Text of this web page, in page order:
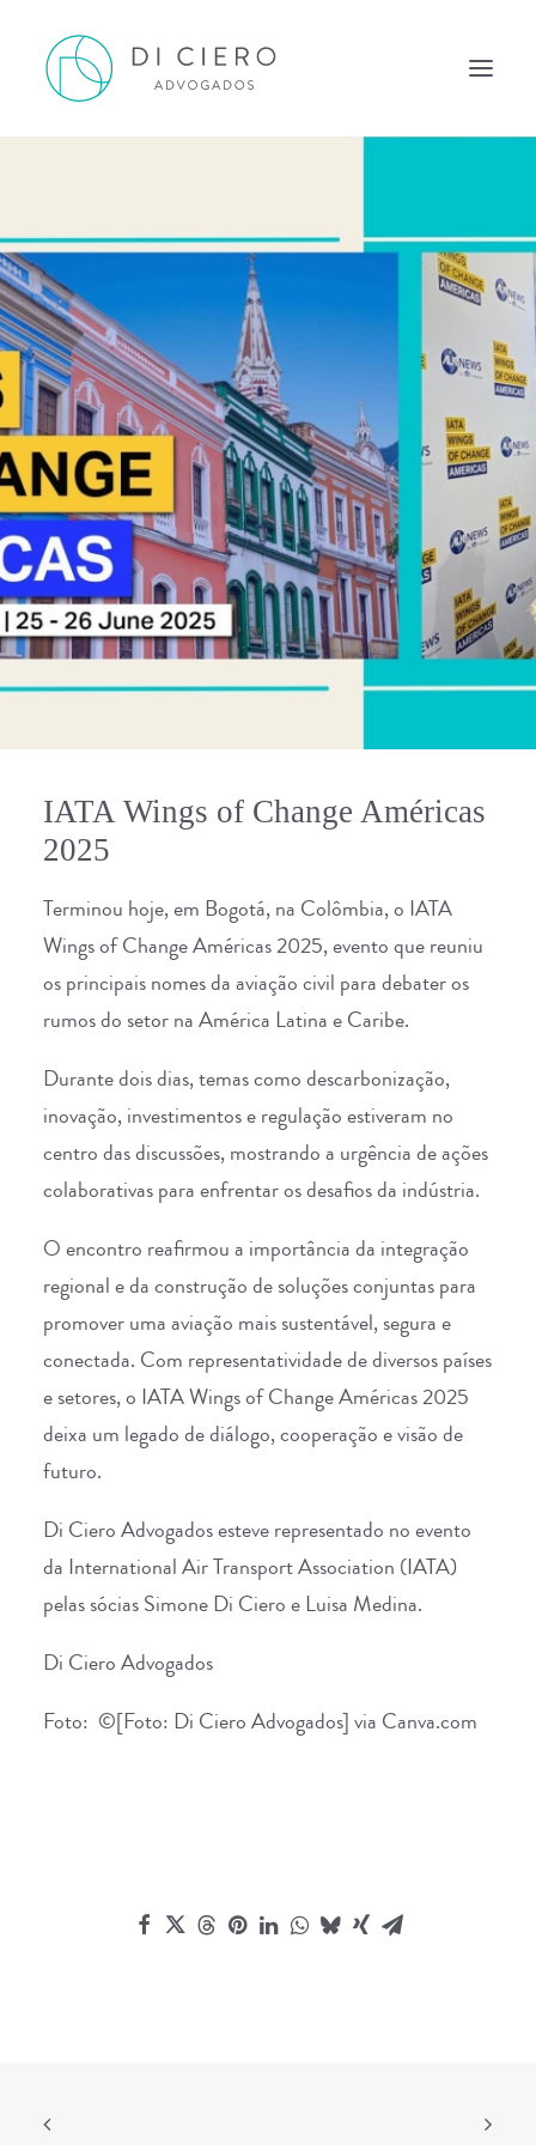
INSPIRAÇÃO
ATUAÇÃO
EQUIPE
NEWS DI CIERO
CONTATO
PORTUGUÊS
IATA Wings of Change Américas
2025
Terminou hoje, em Bogotá, na Colômbia, o IATA
Wings of Change Américas 2025, evento que reuniu
os principais nomes da aviação civil para debater os
rumos do setor na América Latina e Caribe.
Durante dois dias, temas como descarbonização,
inovação, investimentos e regulação estiveram no
centro das discussões, mostrando a urgência de ações
colaborativas para enfrentar os desafios da indústria.
O encontro reafirmou a importância da integração
regional e da construção de soluções conjuntas para
promover uma aviação mais sustentável, segura e
conectada. Com representatividade de diversos países
e setores, o IATA Wings of Change Américas 2025
deixa um legado de diálogo, cooperação e visão de
futuro.
Di Ciero Advogadosesteve representado no evento
da International Air Transport Association (IATA)
pelas sóciasSimone Di CieroeLuisa Medina.
Di Ciero Advogados
Foto: ©[Foto: Di Ciero Advogados] via Canva.com